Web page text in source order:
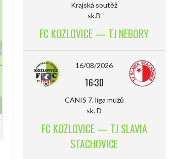
Krajská soutěž
sk.B
FC KOZLOVICE — TJ NEBORY
16/08/2026
16:30
CANIS 7. liga mužů
sk. D
FC KOZLOVICE — TJ SLAVIA
STACHOVICE